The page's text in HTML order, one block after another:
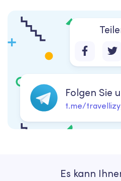
Folgen Sie
t.me/
Es kann